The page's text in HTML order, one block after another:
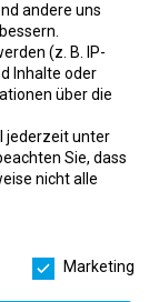
für
in unserem
Ihrer
Betreuung
Sie Fragen
andere uns
(z. B. IP-
Inhalte oder
über die
jederzeit unter
Sie, dass
nicht alle
Marketing